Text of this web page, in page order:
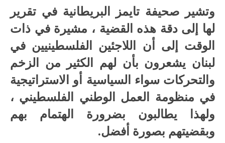
وتشير صحيفة تايمز البريطانية في تقرير
لها إلى دقة هذه القضية ، مشيرة في ذات
الوقت إلى أن اللاجئين الفلسطينيين في
لبنان يشعرون بأن لهم الكثير من الزخم
والتحركات سواء السياسية أو الاستراتيجية
في منظومة العمل الوطني الفلسطيني ،
ولهذا يطالبون بضرورة الهتمام بهم
وبقضيتهم بصورة أفضل.